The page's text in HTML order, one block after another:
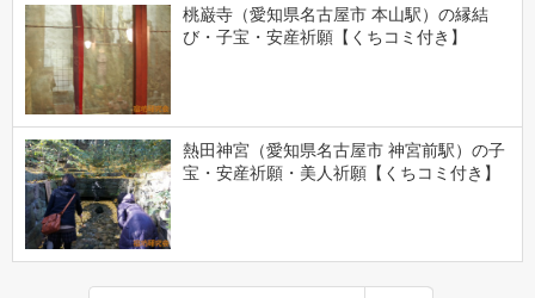
桃巌寺（愛知県名古屋市 本山駅）の縁結
び・子宝・安産祈願【くちコミ付き】
熱田神宮（愛知県名古屋市 神宮前駅）の子
宝・安産祈願・美人祈願【くちコミ付き】